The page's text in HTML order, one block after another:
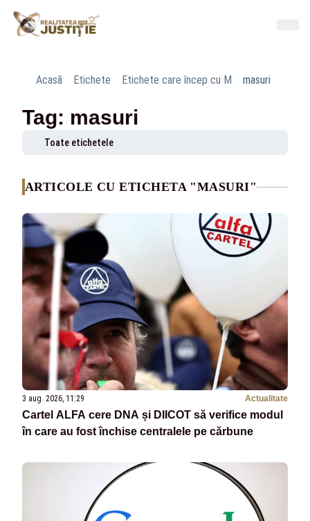
Acasă Etichete Etichete care încep cu M masuri
Tag: masuri
Toate etichetele
ARTICOLE CU ETICHETA "MASURI"
3 aug. 2026, 11:29 Actualitate
Cartel ALFA cere DNA și DIICOT să verifice modul
în care au fost închise centralele pe cărbune